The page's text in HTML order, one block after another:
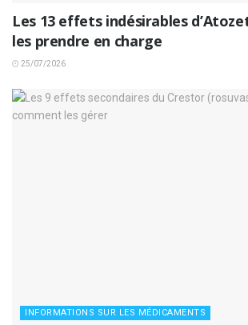
Les 13 effets indésirables
les prendre en charge
25/07/2026
INFORMATIONS SUR LES MÉDICAMENTS